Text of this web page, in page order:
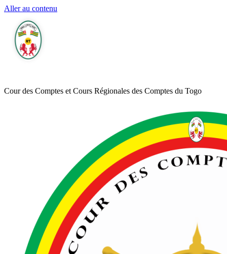
Aller au contenu
Cour des Comptes et Cours Régionales des Comptes du Togo